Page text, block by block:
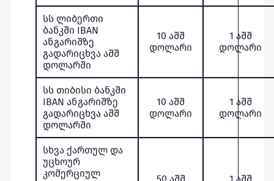
სს ლიბერთი
ბანკში IBAN
ანგარიშზე
გადარიცხვა აშშ
დოლარში
10 აშშ
დოლარი
1 აშშ
დოლარი
სს თიბისი ბანკში
IBAN ანგარიშზე
გადარიცხვა აშშ
დოლარში
10 აშშ
დოლარი
1 აშშ
დოლარი
სხვა ქართულ და
უცხოურ
კომერციულ